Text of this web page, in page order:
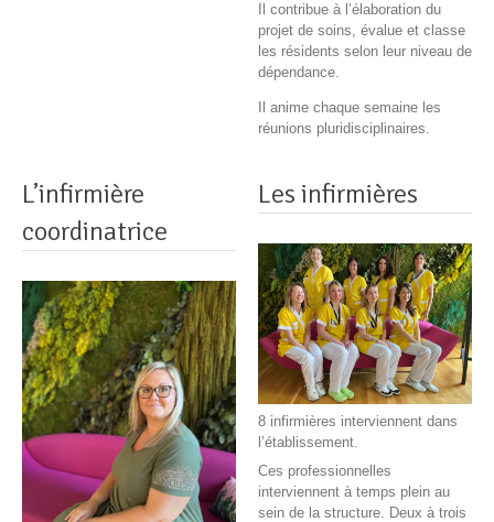
Il contribue à l’élaboration du
projet de soins, évalue et classe
les résidents selon leur niveau de
dépendance.
Il anime chaque semaine les
réunions pluridisciplinaires.
L’infirmière
coordinatrice
Les infirmières
8 infirmières interviennent dans
l’établissement.
Ces professionnelles
interviennent à temps plein au
sein de la structure. Deux à trois